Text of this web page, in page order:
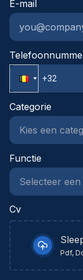
opérations
performant
patients, au
conformité
santé.
dynamische
E-mail
Categorie
Functie
Cv
Pdf,